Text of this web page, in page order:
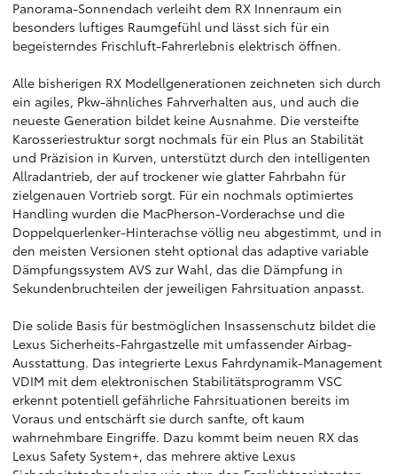
Panorama-Sonnendach verleiht dem RX Innenraum ein
besonders luftiges Raumgefühl und lässt sich für ein
begeisterndes Frischluft-Fahrerlebnis elektrisch öffnen.
Alle bisherigen RX Modellgenerationen zeichneten sich durch
ein agiles, Pkw-ähnliches Fahrverhalten aus, und auch die
neueste Generation bildet keine Ausnahme. Die versteifte
Karosseriestruktur sorgt nochmals für ein Plus an Stabilität
und Präzision in Kurven, unterstützt durch den intelligenten
Allradantrieb, der auf trockener wie glatter Fahrbahn für
zielgenauen Vortrieb sorgt. Für ein nochmals optimiertes
Handling wurden die MacPherson-Vorderachse und die
Doppelquerlenker-Hinterachse völlig neu abgestimmt, und in
den meisten Versionen steht optional das adaptive variable
Dämpfungssystem AVS zur Wahl, das die Dämpfung in
Sekundenbruchteilen der jeweiligen Fahrsituation anpasst.
Die solide Basis für bestmöglichen Insassenschutz bildet die
Lexus Sicherheits-Fahrgastzelle mit umfassender Airbag-
Ausstattung. Das integrierte Lexus Fahrdynamik-Management
VDIM mit dem elektronischen Stabilitätsprogramm VSC
erkennt potentiell gefährliche Fahrsituationen bereits im
Voraus und entschärft sie durch sanfte, oft kaum
wahrnehmbare Eingriffe. Dazu kommt beim neuen RX das
Lexus Safety System+, das mehrere aktive Lexus